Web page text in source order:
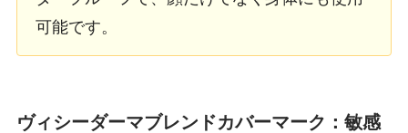
可能です。
ヴィシーダーマブレンドカバーマーク：敏感